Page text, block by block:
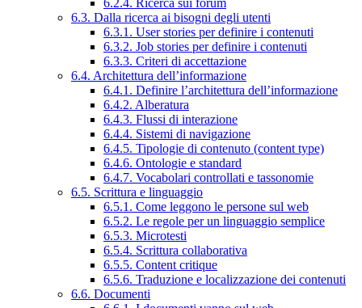
6.2.4. Ricerca sui forum
6.3. Dalla ricerca ai bisogni degli utenti
6.3.1. User stories per definire i contenuti
6.3.2. Job stories per definire i contenuti
6.3.3. Criteri di accettazione
6.4. Architettura dell’informazione
6.4.1. Definire l’architettura dell’informazione
6.4.2. Alberatura
6.4.3. Flussi di interazione
6.4.4. Sistemi di navigazione
6.4.5. Tipologie di contenuto (content type)
6.4.6. Ontologie e standard
6.4.7. Vocabolari controllati e tassonomie
6.5. Scrittura e linguaggio
6.5.1. Come leggono le persone sul web
6.5.2. Le regole per un linguaggio semplice
6.5.3. Microtesti
6.5.4. Scrittura collaborativa
6.5.5. Content critique
6.5.6. Traduzione e localizzazione dei contenuti
6.6. Documenti